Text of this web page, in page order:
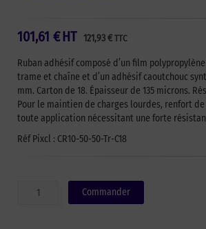
101,61 € 121,93€ TTC
HT
Ruban adhésif composé d’un film
trame et chaîne et d’un adhésif caoutchouc
mm. Carton de 18. Épaisseur de 135 microns.
Pour le maintien de charges lourdes, renfort
toute application nécessitant une forte
Réf Pixcl : CR10-50-50-Tr-C18
quantité
Commander